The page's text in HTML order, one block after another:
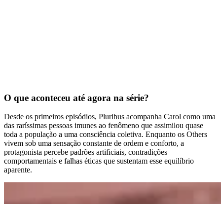
O que aconteceu até agora na série?
Desde os primeiros episódios, Pluribus acompanha Carol como uma
das raríssimas pessoas imunes ao fenômeno que assimilou quase
toda a população a uma consciência coletiva. Enquanto os Others
vivem sob uma sensação constante de ordem e conforto, a
protagonista percebe padrões artificiais, contradições
comportamentais e falhas éticas que sustentam esse equilíbrio
aparente.